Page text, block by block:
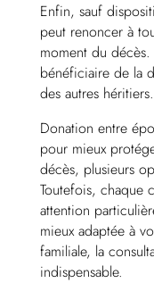
Enfin, sauf
peut renoncer à
moment du
bénéficiaire de la
des autres héritiers.
Donation entre
pour mieux
décès, plusieurs
Toutefois, chaque
attention
mieux adaptée à
familiale, la
indispensable.